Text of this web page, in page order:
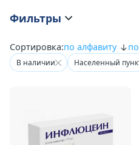
Фильтры
Сортировка:по алфавиту
В наличии Населенный